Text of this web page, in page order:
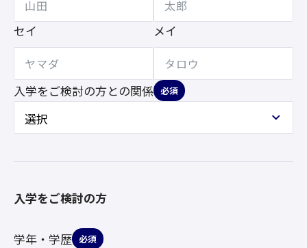
セイ メイ
入学をご検討の方との関係 必須
入学をご検討の方
学年・学歴 必須